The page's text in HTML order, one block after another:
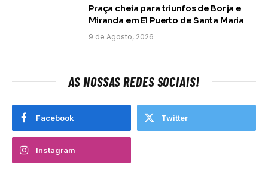
Praça cheia para triunfos de Borja e
Miranda em El Puerto de Santa Maria
9 de Agosto, 2026
AS NOSSAS REDES SOCIAIS!
Facebook Twitter
Instagram